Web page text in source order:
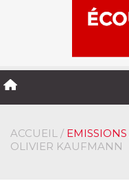
ACCUEIL / EMISSIONS
OLIVIER KAUFMANN